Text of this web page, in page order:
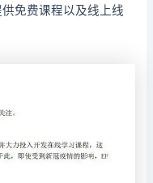
免费课程以及线上线